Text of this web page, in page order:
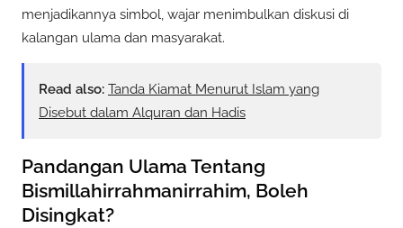
menjadikannya simbol, wajar menimbulkan diskusi di
kalangan ulama dan masyarakat.
Read also: Tanda Kiamat Menurut Islam yang
Disebut dalam Alquran dan Hadis
Pandangan Ulama Tentang
Bismillahirrahmanirrahim, Boleh
Disingkat?